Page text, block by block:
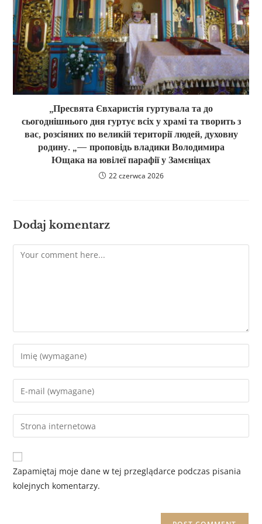
„Пресвята Євхаристія гуртувала та до
сьогоднішнього дня гуртує всіх у храмі та творить з
вас, розсіяних по великій території людей, духовну
родину. „— проповідь владики Володимира
Ющака на ювілеї парафії у Замєніцах
22 czerwca 2026
Dodaj komentarz
Zapamiętaj moje dane w tej przeglądarce podczas pisania
kolejnych komentarzy.